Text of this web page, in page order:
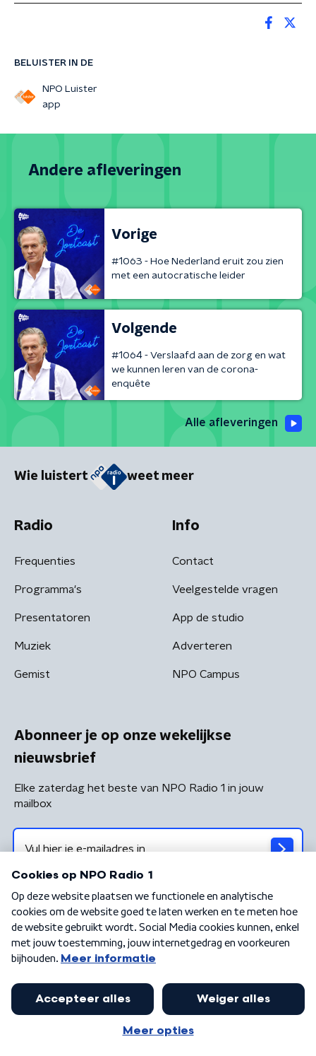
BELUISTER IN DE
NPO Luister
app
Andere afleveringen
Vorige
#1063 - Hoe Nederland eruit zou zien
met een autocratische leider
Volgende
#1064 - Verslaafd aan de zorg en wat
we kunnen leren van de corona-
enquête
Alle afleveringen
Wie luistert weet meer
Radio
Frequenties
Programma's
Presentatoren
Muziek
Gemist
Info
Contact
Veelgestelde vragen
App de studio
Adverteren
NPO Campus
Abonneer je op onze wekelijkse
nieuwsbrief
Elke zaterdag het beste van NPO Radio 1 in jouw
mailbox
Algemene voorwaarden